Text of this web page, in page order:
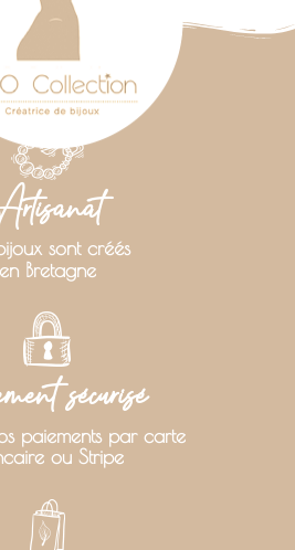
sont créés
en Bretagne
sécurisé
paiements par carte
ou Stripe